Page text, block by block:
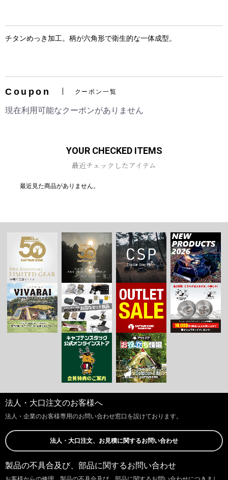
チタンめっき加工。柄が六角形で衛生的な一体成型。
Coupon クーポン一覧
現在利用可能なクーポンがありません
YOUR CHECKED ITEMS
最近チェックしたアイテム
最近見た商品がありません。
法人・大口注文のお客様へ
法人・企業のお客様専用のお問い合わせ窓口を設けております。
法人・大口注文、お見積に関するお問い合わせ
製品の不具合及び、部品に関するお問い合わせ